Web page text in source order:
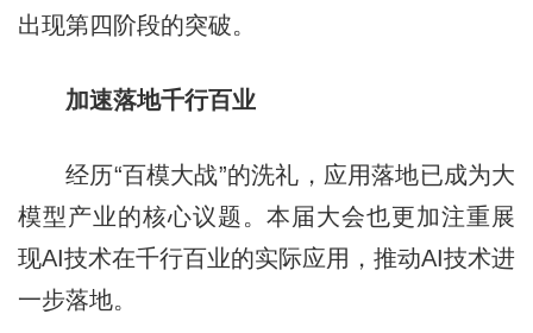
出现第四阶段的突破。
加速落地千行百业
经历“百模大战”的洗礼，应用落地已成为大
模型产业的核心议题。本届大会也更加注重展
现AI技术在千行百业的实际应用，推动AI技术进
一步落地。